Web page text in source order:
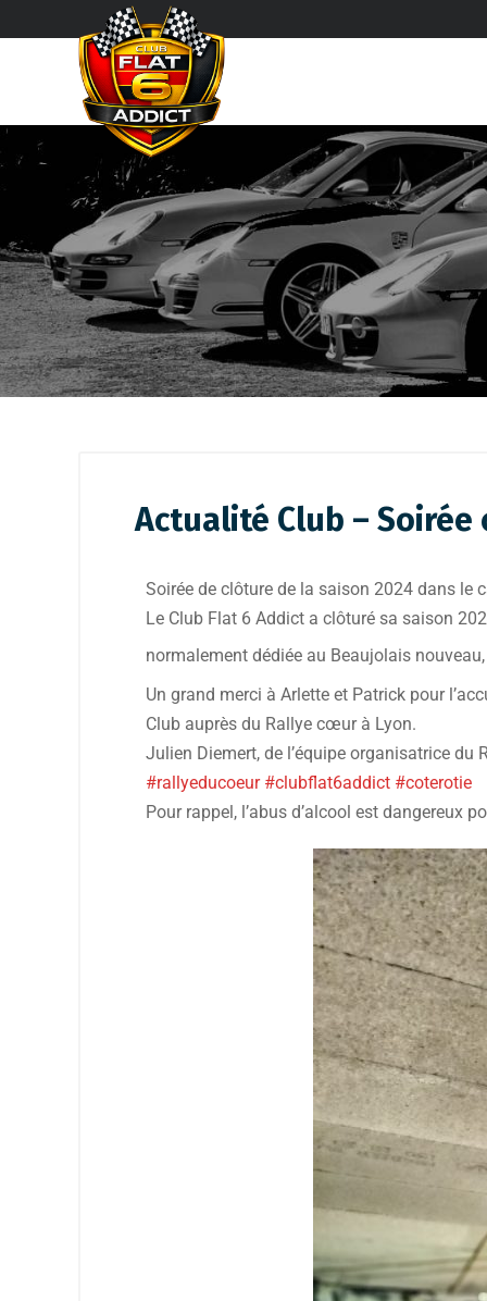
Actualité Club – Soirée
Soirée de clôture de la saison 2024 dans le
Le Club Flat 6 Addict a clôturé sa saison
normalement dédiée au Beaujolais
Un grand merci à Arlette et Patrick pour
Club auprès du Rallye cœur à Lyon.
Julien Diemert, de l’équipe organisatrice du
#rallyeducoeur #clubflat6addict #coterotie
Pour rappel, l’abus d’alcool est dangereux